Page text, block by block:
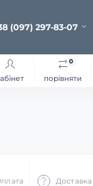
(097) 297-83-07
порівняти
0
Доставка